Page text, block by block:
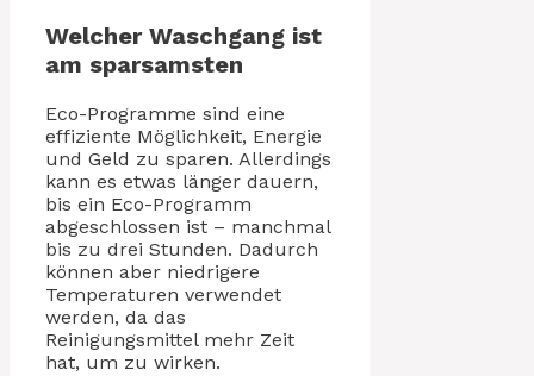
Welcher Waschgang ist
am sparsamsten
Eco-Programme sind eine
effiziente Möglichkeit, Energie
und Geld zu sparen. Allerdings
kann es etwas länger dauern,
bis ein Eco-Programm
abgeschlossen ist – manchmal
bis zu drei Stunden. Dadurch
können aber niedrigere
Temperaturen verwendet
werden, da das
Reinigungsmittel mehr Zeit
hat, um zu wirken.